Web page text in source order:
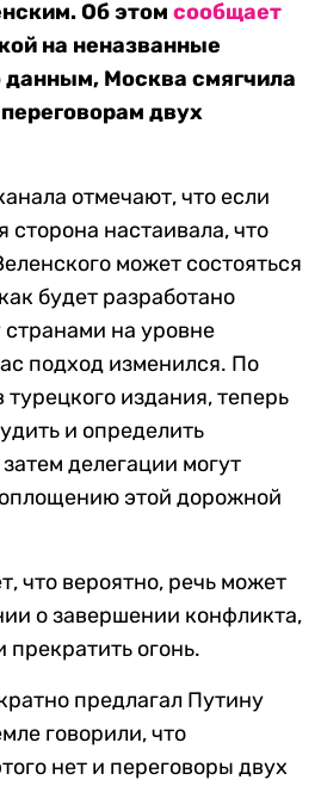
Об этом сообщает
на неназванные
данным, Москва смягчила
двух
отмечают, что если
сторона настаивала, что
может состояться
будет разработано
на уровне
подход изменился. По
издания, теперь
и определить
делегации могут
этой дорожной
что вероятно, речь может
о завершении конфликта,
прекратить огонь.
предлагал Путину
говорили, что
нет и переговоры двух